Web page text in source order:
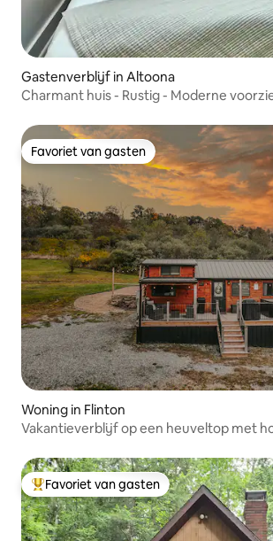
Gastenverblijf in Altoona
Charmant huis - Rustig - Moderne
Favoriet van gasten
Favoriet van gasten
Woning in Flinton
Vakantieverblijf op een heuveltop met
Topfavoriet van gasten
Favoriet van gasten